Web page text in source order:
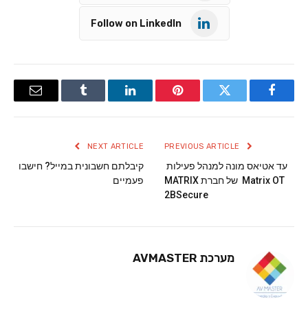
Follow on LinkedIn
Facebook
Twitter
Pinterest
LinkedIn
Tumblr
Email
עד אטיאס מונה למנהל פעילות
Matrix OT של חברת MATRIX
2BSecure
NEXT ARTICLE
קיבלתם חשבונית במייל? חישבו
פעמיים
מערכת AVMASTER